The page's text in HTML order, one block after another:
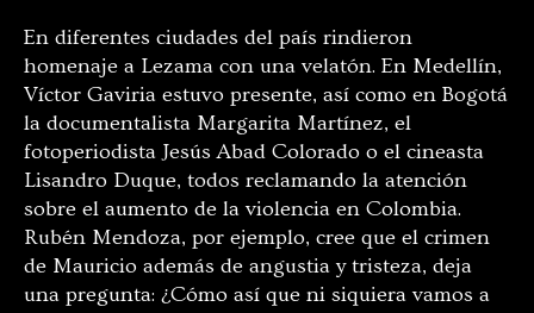
En diferentes ciudades del país rindieron
homenaje a Lezama con una velatón. En Medellín,
Víctor Gaviria estuvo presente, así como en Bogotá
la documentalista Margarita Martínez, el
fotoperiodista Jesús Abad Colorado o el cineasta
Lisandro Duque, todos reclamando la atención
sobre el aumento de la violencia en Colombia.
Rubén Mendoza, por ejemplo, cree que el crimen
de Mauricio además de angustia y tristeza, deja
una pregunta: ¿Cómo así que ni siquiera vamos a